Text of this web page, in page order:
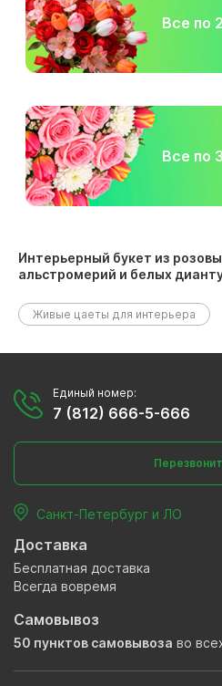
Все по
Все по
Интерьерный букет из
альстромерий и белых
Живые цаеты для интерьера
Единый номер:
7 (812) 666-5-666
Санкт-Петербург и ЛО
Доставка
Бесплатная доставка
Всегда вовремя
Самовывоз
50 пунктов самовывоза во